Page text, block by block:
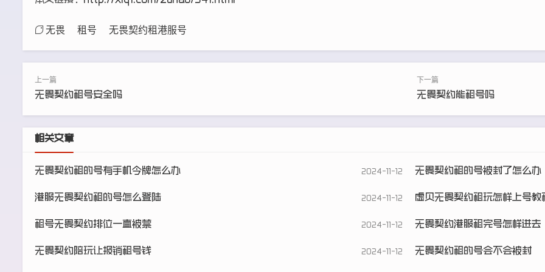
无畏 租号 无畏契约租港服号
无畏契约租号安全吗 无畏契约能租号吗
相关文章
2024-11-12
无畏契约租的号有手机令牌怎么办 无畏契约租的号被封了怎么办
2024-11-12
港服无畏契约租的号怎么登陆 虚贝无畏契约租玩怎样上号教
2024-11-12
租号无畏契约排位一直被禁 无畏契约港服租完号怎样进去
2024-11-12
无畏契约陪玩让报销租号钱 无畏契约租的号会不会被封